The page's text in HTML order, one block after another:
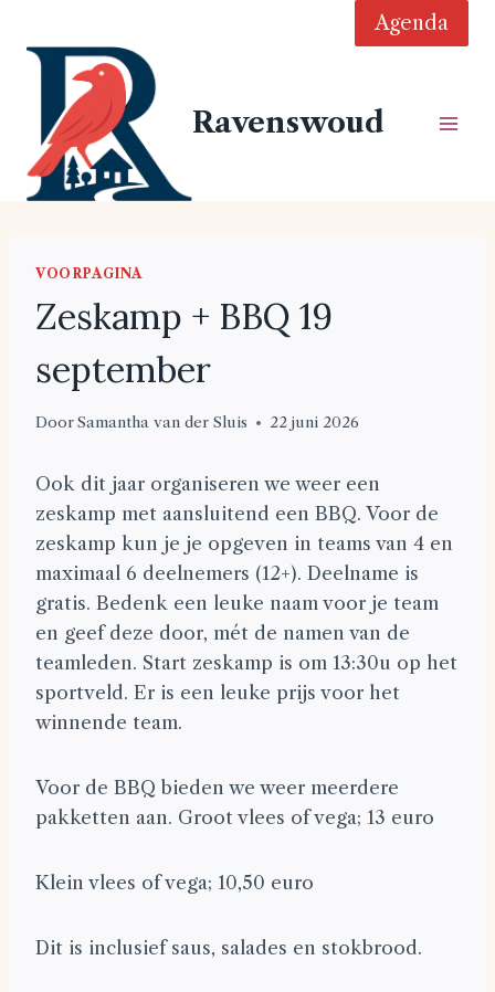
naar
Agenda
Ravenswoud
VOORPAGINA
Zeskamp + BBQ 19
september
DoorSamantha van der Sluis 22 juni 2026
Ook dit jaar organiseren we weer een
zeskamp met aansluitend een BBQ. Voor de
zeskamp kun je je opgeven in teams van 4 en
maximaal 6 deelnemers (12+). Deelname is
gratis. Bedenk een leuke naam voor je team
en geef deze door, mét de namen van de
teamleden. Start zeskamp is om 13:30u op het
sportveld. Er is een leuke prijs voor het
winnende team.
Voor de BBQ bieden we weer meerdere
pakketten aan. Groot vlees of vega; 13 euro
Klein vlees of vega; 10,50 euro
Dit is inclusief saus, salades en stokbrood.